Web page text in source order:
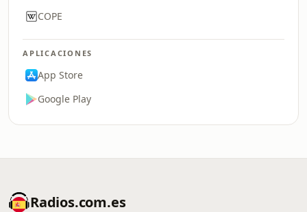
COPE
APLICACIONES
App Store
Google Play
Radios.com.es